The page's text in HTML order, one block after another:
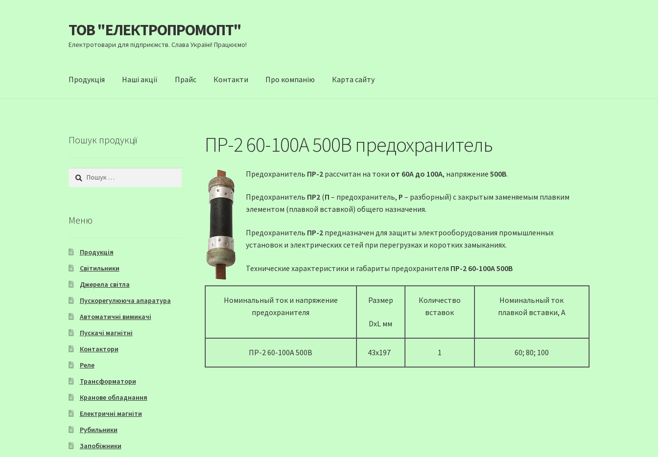
Перейти
до
навігації
Перейти
до
вмісту
ТОВ "ЕЛЕКТРОПРОМОПТ"
Електротовари для підприємств. Слава Україні! Працюємо!
Продукція Наші акції Прайс Контакти Про компанію Карта сайту
ПР-2 60-100А 500В предохранитель
Предохранитель ПР-2рассчитан на токи от 60А до 100А, напряжение 500В.
Предохранитель ПР2 (П – предохранитель, Р – разборный) с закрытым заменяемым плавким
элементом (плавкой вставкой) общего назначения.
Предохранитель ПР-2 предназначен для защиты электрооборудования промышленных
установок и электрических сетей при перегрузках и коротких замыканиях.
Технические характеристики и габариты предохранителя ПР-2 60-100А 500В
Номинальный ток и напряжение
предохранителя
Размер
DxL мм
Количество
вставок
Номинальный ток
плавкой вставки, А
ПР-2 60-100А 500В 43х197 1 60; 80; 100
Пошук продукції
Пошук:
Меню
Продукція
Світильники
Джерела світла
Пускорегулююча апаратура
Автоматичні вимикачі
Пускачі магнітні
Контактори
Реле
Трансформатори
Кранове обладнання
Електричні магніти
Рубильники
Запобіжники